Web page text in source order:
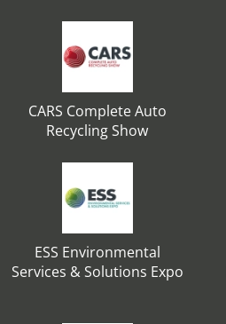
CARS Complete Auto
Recycling Show
ESS Environmental
Services & Solutions Expo